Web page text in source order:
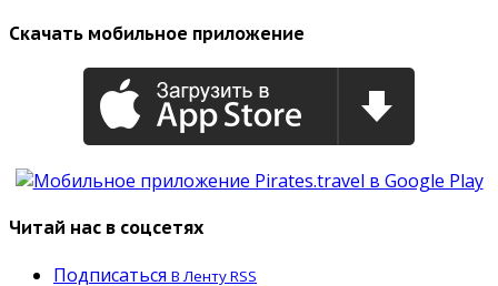
Скачать мобильное приложение
Читай нас в соцсетях
Подписаться В Ленту RSS